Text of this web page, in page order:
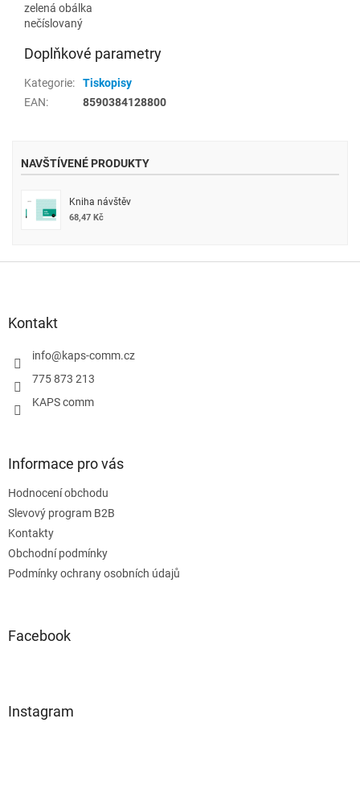
zelená obálka
nečíslovaný
Doplňkové parametry
Kategorie:
Tiskopisy
EAN: 8590384128800
NAVŠTÍVENÉ PRODUKTY
Kniha návštěv
68,47 Kč
Kontakt
info@kaps-comm.cz
775 873 213
KAPS comm
Informace pro vás
Hodnocení obchodu
Slevový program B2B
Kontakty
Obchodní podmínky
Podmínky ochrany osobních údajů
Facebook
Instagram